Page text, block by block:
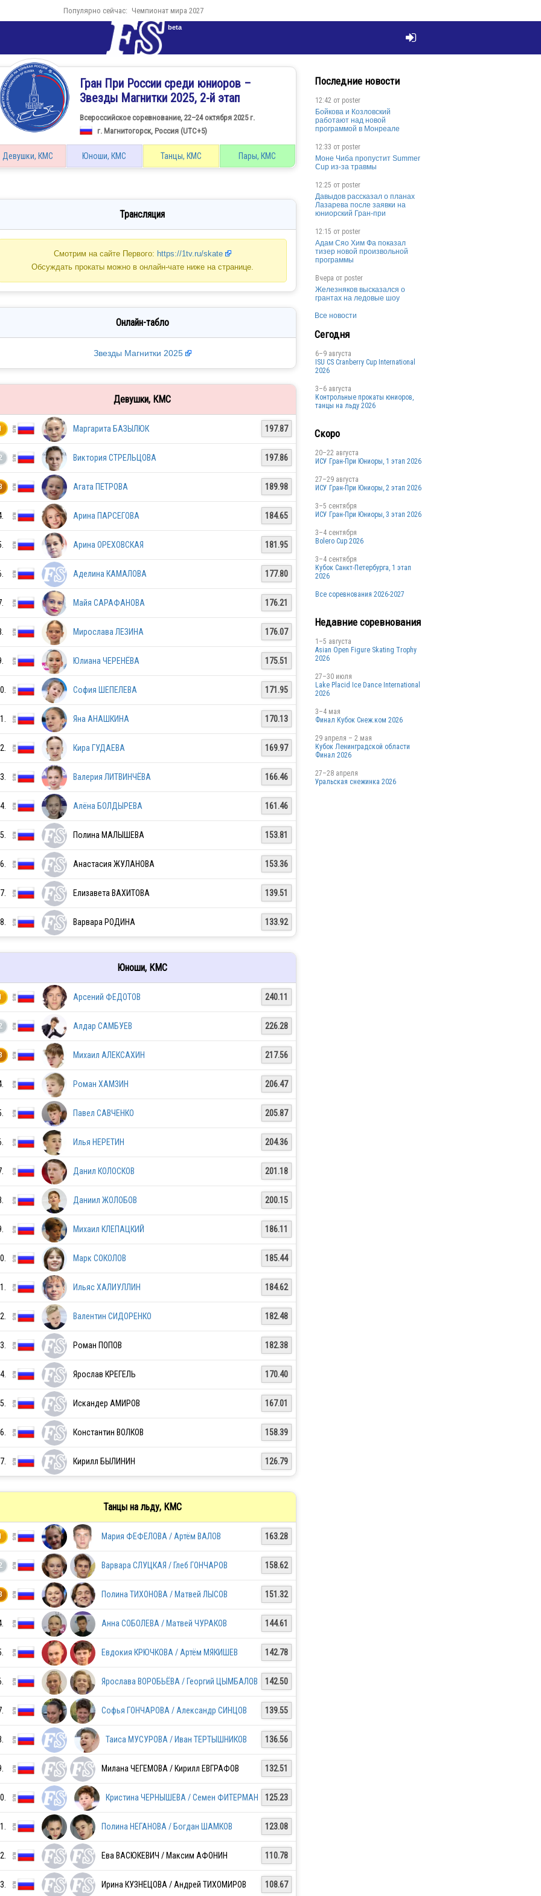
Популярно сейчас: Чемпионат мира 2027

beta
Гран При России среди юниоров –
Звезды Магнитки 2025, 2-й этап
Всероссийское соревнование, 22–24 октября 2025 г.
г. Магнитогорск, Россия (UTC+5)
Девушки, КМС Юноши, КМС Танцы, КМС Пары, КМС
Трансляция
Смотрим на сайте Первого: https://1tv.ru/skate
Обсуждать прокаты можно в онлайн-чате ниже на странице.
Онлайн-табло
Звезды Магнитки 2025
Девушки, КМС
Маргарита БАЗЫЛЮК 197.87
RUS
Виктория СТРЕЛЬЦОВА 197.86
Агата ПЕТРОВА 189.98
Арина ПАРСЕГОВА 184.65
RUS
Арина ОРЕХОВСКАЯ 181.95
RUS
Аделина КАМАЛОВА 177.80
Майя САРАФАНОВА 176.21
Мирослава ЛЕЗИНА 176.07
RUS
Юлиана ЧЕРЕНЁВА 175.51
София ШЕПЕЛЕВА 171.95
Яна АНАШКИНА 170.13
RUS
Кира ГУДАЕВА 169.97
Валерия ЛИТВИНЧЁВА 166.46
Алёна БОЛДЫРЕВА 161.46
RUS
Полина МАЛЫШЕВА 153.81
Анастасия ЖУЛАНОВА 153.36
RUS
Елизавета ВАХИТОВА 139.51
RUS
Варвара РОДИНА 133.92
Юноши, КМС
Арсений ФЕДОТОВ 240.11
RUS
Алдар САМБУЕВ 226.28
Михаил АЛЕКСАХИН 217.56
Роман ХАМЗИН 206.47
RUS
Павел САВЧЕНКО 205.87
Илья НЕРЕТИН 204.36
Данил КОЛОСКОВ 201.18
Даниил ЖОЛОБОВ 200.15
Михаил КЛЕПАЦКИЙ 186.11
Марк СОКОЛОВ 185.44
Ильяс ХАЛИУЛЛИН 184.62
Валентин СИДОРЕНКО 182.48
Роман ПОПОВ 182.38
Ярослав КРЕГЕЛЬ 170.40
Искандер АМИРОВ 167.01
Константин ВОЛКОВ 158.39
Кирилл БЫЛИНИН 126.79
Танцы на льду, КМС
Мария ФЕФЕЛОВА / Артём ВАЛОВ 163.28
Варвара СЛУЦКАЯ / Глеб ГОНЧАРОВ 158.62
Полина ТИХОНОВА / Матвей ЛЫСОВ 151.32
Анна СОБОЛЕВА / Матвей ЧУРАКОВ 144.61
Евдокия КРЮЧКОВА / Артём МЯКИШЕВ 142.78
Ярослава ВОРОБЬЁВА / Георгий ЦЫМБАЛОВ 142.50
Софья ГОНЧАРОВА / Александр СИНЦОВ 139.55
Таиса МУСУРОВА / Иван ТЕРТЫШНИКОВ 136.56
Милана ЧЕГЕМОВА / Кирилл ЕВГРАФОВ 132.51
Кристина ЧЕРНЫШЕВА / Семен ФИТЕРМАН 125.23
Полина НЕГАНОВА / Богдан ШАМКОВ 123.08
Ева ВАСЮКЕВИЧ / Максим АФОНИН 110.78
Ирина КУЗНЕЦОВА / Андрей ТИХОМИРОВ 108.67
Последние новости
12:42 от poster
Бойкова и Козловский
работают над новой
программой в Монреале
12:33 от poster
Моне Чиба пропустит Summer
Cup из-за травмы
12:25 от poster
Давыдов рассказал о планах
Лазарева после заявки на
юниорский Гран-при
12:15 от poster
Адам Сяо Хим Фа показал
тизер новой произвольной
программы
Вчера от poster
Железняков высказался о
грантах на ледовые шоу
Все новости
Сегодня
6–9 августа
ISU CS Cranberry Cup International
2026
3–6 августа
Контрольные прокаты юниоров,
танцы на льду 2026
Скоро
20–22 августа
ИСУ Гран-При Юниоры, 1 этап 2026
27–29 августа
ИСУ Гран-При Юниоры, 2 этап 2026
3–5 сентября
ИСУ Гран-При Юниоры, 3 этап 2026
3–4 сентября
Bolero Cup 2026
3–4 сентября
Кубок Санкт-Петербурга, 1 этап
2026
Все соревнования 2026-2027
Недавние соревнования
1–5 августа
Asian Open Figure Skating Trophy
2026
27–30 июля
Lake Placid Ice Dance International
2026
3–4 мая
Финал Кубок Снеж.ком 2026
29 апреля – 2 мая
Кубок Ленинградской области
Финал 2026
27–28 апреля
Уральская снежинка 2026